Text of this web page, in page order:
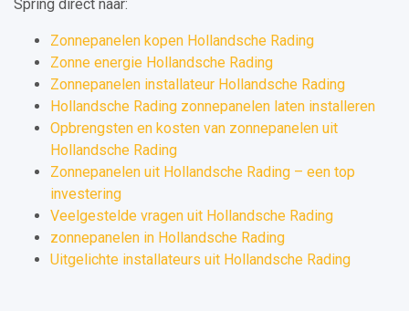
Spring direct naar:
Zonnepanelen kopen Hollandsche Rading
Zonne energie Hollandsche Rading
Zonnepanelen installateur Hollandsche Rading
Hollandsche Rading zonnepanelen laten installeren
Opbrengsten en kosten van zonnepanelen uit
Hollandsche Rading
Zonnepanelen uit Hollandsche Rading – een top
investering
Veelgestelde vragen uit Hollandsche Rading
zonnepanelen in Hollandsche Rading
Uitgelichte installateurs uit Hollandsche Rading